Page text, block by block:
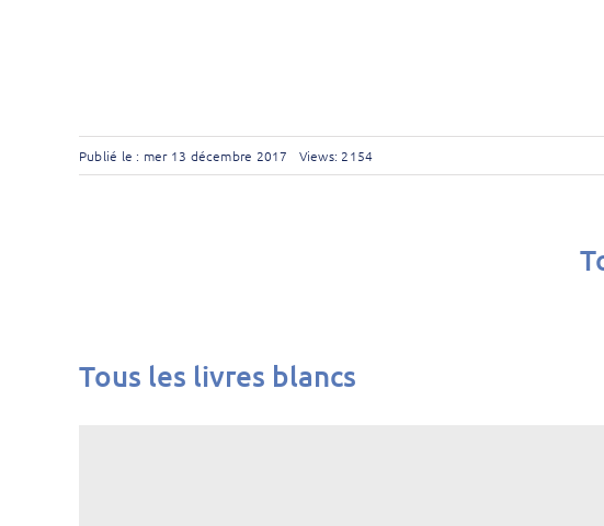
Publié le : mer 13 décembre 2017 Views: 2154
Tous les livres blancs